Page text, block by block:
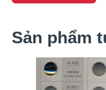
Sản phẩm